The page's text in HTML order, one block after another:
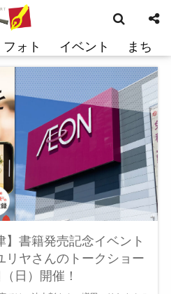
フォト イベント まち
索
】書籍発売記念イベント
リヤさんのトークショー
日）開催！